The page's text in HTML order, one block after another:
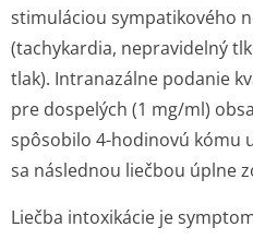
stimuláciou sympatikového
(tachykardia, nepravidelný
tlak). Intranazálne podanie
pre dospelých (1 mg/ml)
spôsobilo 4-hodinovú kómu
sa následnou liečbou úplne
Liečba intoxikácie je